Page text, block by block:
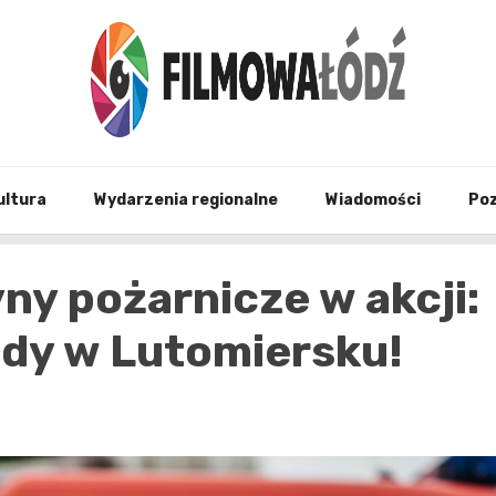
Wydarzenia regionalne Wiadomości
pożarnicze w akcji:
w Lutomiersku!